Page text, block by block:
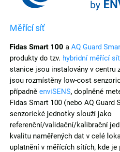
Měřící síť
Fidas Smart 100 a AQ Guard
produkty do tzv. hybridní měřící
stanice jsou instalovány v centru
jsou rozmístěny low-cost
případně enviSENS, doplněné
Fidas Smart 100 (nebo AQ
senzorické jednotky slouží jako
referenční/validační/kalibrační
kvalitu naměřených dat v celé
uplatnění v měřících sítích, kde je